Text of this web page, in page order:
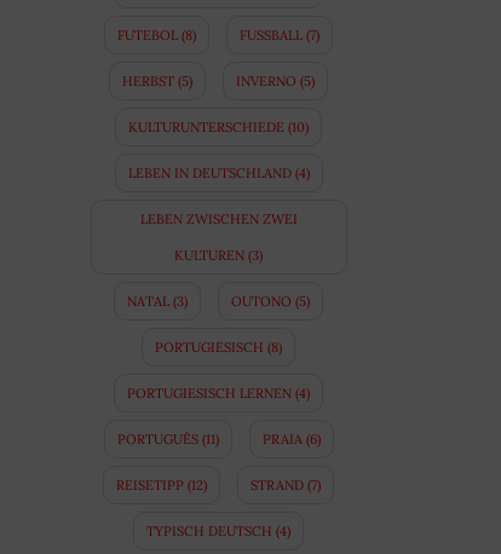
FUTEBOL (8) FUSSBALL (7)
HERBST (5) INVERNO (5)
KULTURUNTERSCHIEDE (10)
LEBEN IN DEUTSCHLAND(4)
LEBEN ZWISCHEN ZWEI
KULTUREN (3)
NATAL (3) OUTONO (5)
PORTUGIESISCH (8)
PORTUGIESISCH LERNEN (4)
PORTUGUÊS(11) PRAIA(6)
REISETIPP (12) STRAND (7)
TYPISCH DEUTSCH (4)